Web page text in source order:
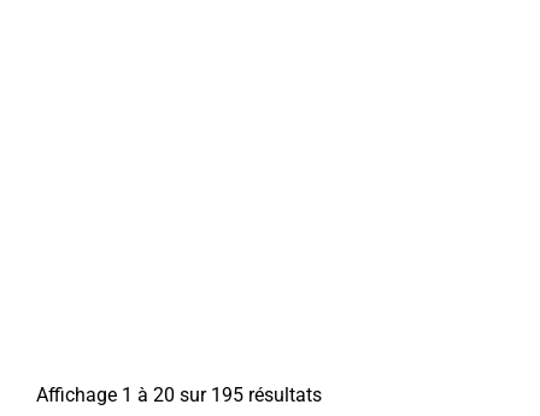
Affichage 1 à 20 sur 195 résultats